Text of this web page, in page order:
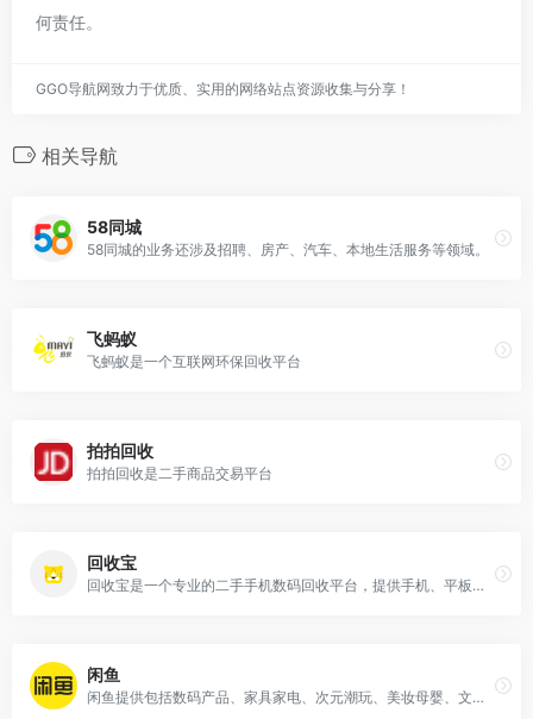
何责任。
GGO导航网致力于优质、实用的网络站点资源收集与分享！
相关导航
58同城
58同城的业务还涉及招聘、房产、汽车、本地生活服务等领域。
飞蚂蚁
飞蚂蚁是一个互联网环保回收平台
拍拍回收
拍拍回收是二手商品交易平台
回收宝
回收宝是一个专业的二手手机数码回收平台，提供手机、平板、笔记本等数码产品的回收服务。
闲鱼
闲鱼提供包括数码产品、家具家电、次元潮玩、美妆母婴、文玩珠宝等在内的多种商品交易服务 。